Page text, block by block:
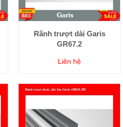
Rãnh trượt dài Garis
GR67.2
Liên hệ